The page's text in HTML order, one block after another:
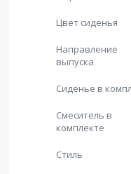
Цвет сиденья
Направление
выпуска
Сиденье в
Смеситель в
комплекте
Стиль